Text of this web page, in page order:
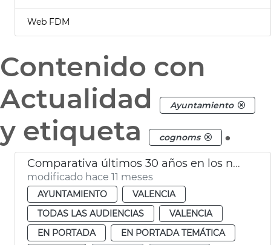
Web FDM
Contenido con
Actualidad
Ayuntamiento
y etiqueta cognoms .
Comparativa últimos 30 años en los nombres más comunes entre la población valenciana
modificado hace 11 meses
AYUNTAMIENTO
VALENCIA
TODAS LAS AUDIENCIAS
VALENCIA
EN PORTADA
EN PORTADA TEMÁTICA